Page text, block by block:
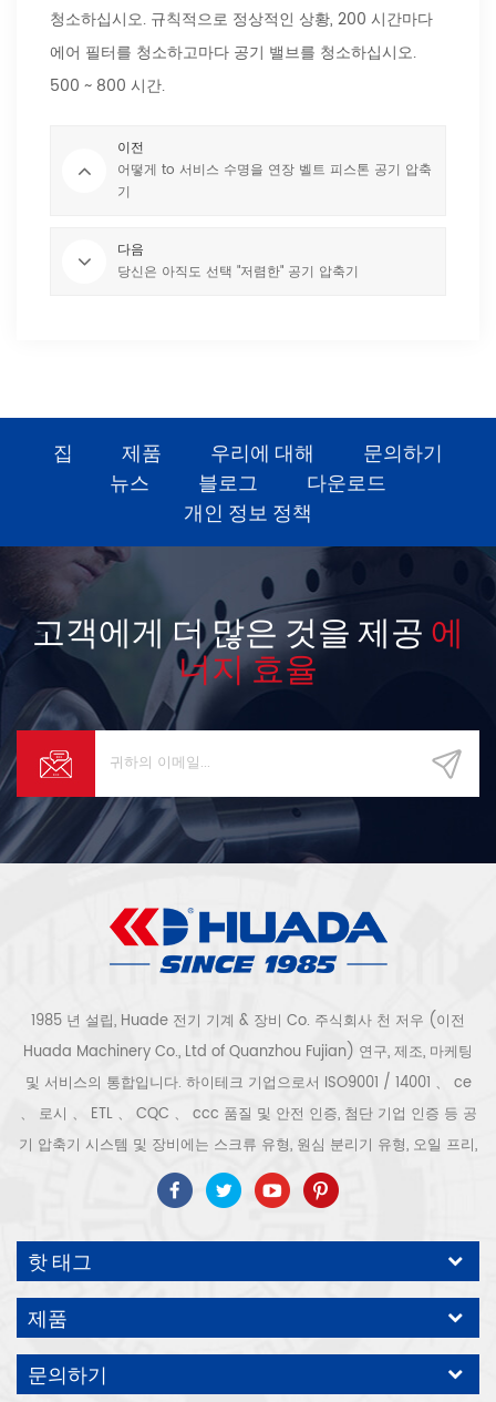
청소하십시오. 규칙적으로 정상적인 상황, 200 시간마다
에어 필터를 청소하고마다 공기 밸브를 청소하십시오.
500 ~ 800 시간.
이전
어떻게 to 서비스 수명을 연장 벨트 피스톤 공기 압축
기
다음
당신은 아직도 선택 "저렴한" 공기 압축기
집 제품 우리에 대해
문의하기
뉴스
블로그
다운로드
개인 정보 정책
고객에게 더 많은 것을 제공 에
너지 효율
1985 년 설립, Huade 전기 기계 & 장비 Co. 주식회사 천 저우 (이전
Huada Machinery Co., Ltd of Quanzhou Fujian) 연구, 제조, 마케팅
및 서비스의 통합입니다. 하이테크 기업으로서 ISO9001 / 14001 、 ce
、 로시 、 ETL 、 CQC 、 ccc 품질 및 안전 인증, 첨단 기업 인증 등 공
기 압축기 시스템 및 장비에는 스크류 유형, 원심 분리기 유형, 오일 프리,
스크롤 유형, 피스톤 유형, 건조기, 필터, 배수기, 완전한 공기 압축기 생산
라인 등이 포함됩니다. 보다 300 가지 유형의 공기 압축기 산업 전문가
우리 회사는 보다 30 년 경력 from 압력 용기, 전기 모터, 정밀 부품 가공
및 장비에 대한 최고의 부품 주조 조립. 또한 우리 회사는 영구 자석 서보
모터의 자체 핵심 프로세스를 개발하고 관련 기술 특허를 획득하여 국가
에너지 절약 및 환경 보호 기술 발전에 기여했습니다. 우리 자신의 브랜
드 공기 압축기를 기대하십시오, ODM / OEM 수락입니다.
핫 태그
제품
문의하기